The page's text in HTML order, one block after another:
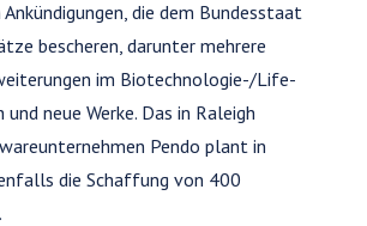
Ankündigungen, die dem Bundesstaat
bescheren, darunter mehrere
im Biotechnologie-/Life-
und neue Werke. Das in Raleigh
Pendo plant in
die Schaffung von 400